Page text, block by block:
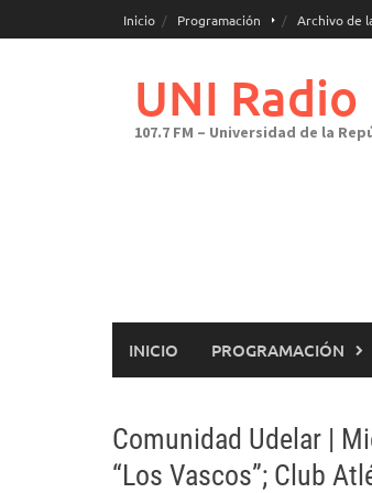
al
Inicio Programación Archivo de
UNI Radio
107.7 FM – Universidad de la
INICIO PROGRAMACIÓN
Comunidad Udelar |
“Los Vascos”; Club